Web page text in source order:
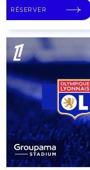
RÉSERVER